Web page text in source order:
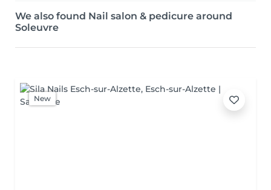
We also found Nail salon & pedicure around
Soleuvre
New